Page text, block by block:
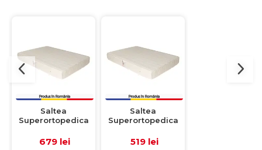
Saltea
Superortopedica
cm, H 21 cm, fata
679 lei
Saltea
Superortopedica
cm, H 21 cm, fata
519 lei